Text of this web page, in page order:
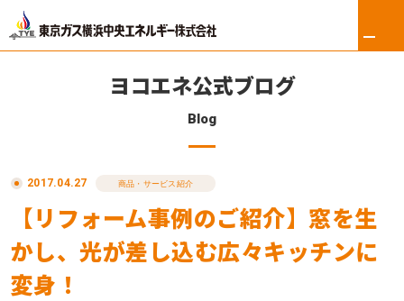
リフォーム
東京ガス修理サービス
東京ガスの電気
ヨコエネ公式ブログ
Blog
2017.04.27 商品・サービス紹介
【リフォーム事例のご紹介】窓を生
かし、光が差し込む広々キッチンに
変身！